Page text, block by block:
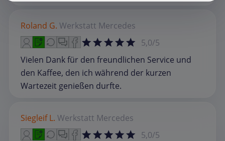
Roland G. Werkstatt Mercedes
5,0/5
Vielen Dank für den freundlichen Service und
den Kaffee, den ich während der kurzen
Wartezeit genießen durfte.
Siegleif L. Werkstatt Mercedes
5,0/5